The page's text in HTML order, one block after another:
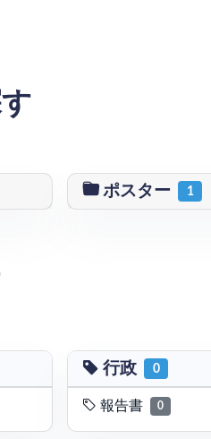
ポスター 1
行政 0
報告書 0